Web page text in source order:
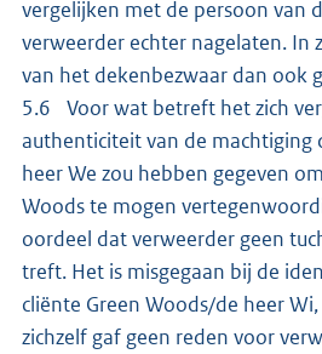
vergelijken met de persoon van
verweerder echter nagelaten. In
van het dekenbezwaar dan ook
5.6 Voor wat betreft het zich
authenticiteit van de machtiging
heer We zou hebben gegeven
Woods te mogen
oordeel dat verweerder geen
treft. Het is misgegaan bij de
cliënte Green Woods/de heer
zichzelf gaf geen reden voor